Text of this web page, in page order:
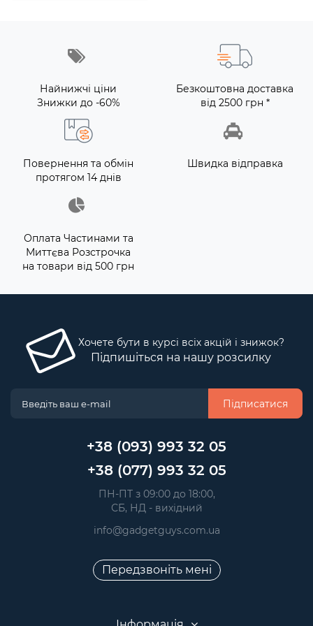
Найнижчі ціни
Знижки до -60%
Безкоштовна доставка
від 2500 грн *
Повернення та обмін
протягом 14 днів
Швидка відправка
Оплата Частинами та
Миттєва Розстрочка
на товари від 500 грн
Хочете бути в курсі всіх акцій і знижок?
Підпишіться на нашу розсилку
Підписатися
+38 (093) 993 32 05
+38 (077) 993 32 05
ПН-ПТ з 09:00 до 18:00,
СБ, НД - вихідний
info@gadgetguys.com.ua
Передзвоніть мені